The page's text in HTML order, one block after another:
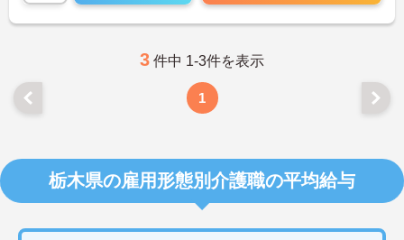
3 件中 1-3件を表示
1
栃木県の雇用形態別介護職の平均給与